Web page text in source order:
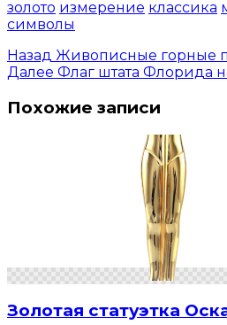
золото измерение классика
символы
Назад Живописные горные
Далее Флаг штата Флорида
Похожие записи
Золотая статуэтка